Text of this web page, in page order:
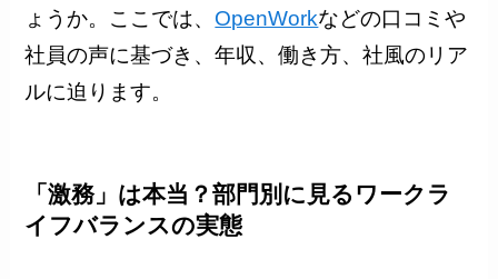
ょうか。ここでは、 OpenWorkなどの口コミや
社員の声に基づき、年収、働き方、社風のリア
ルに迫ります。
「激務」は本当？部門別に見るワークラ
イフバランスの実態